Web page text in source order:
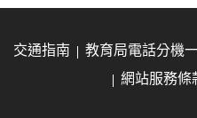
交通指南 教育局電話分機
網站服務條